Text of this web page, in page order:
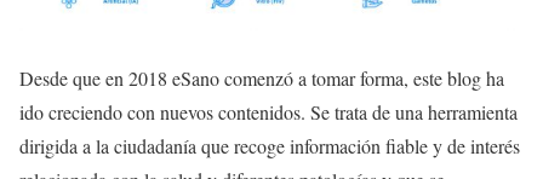
Desde que en 2018 eSano comenzó a tomar forma, este blog ha
ido creciendo con nuevos contenidos. Se trata de una herramienta
dirigida a la ciudadanía que recoge información fiable y de interés